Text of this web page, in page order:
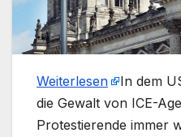
Weiterlesen
​In dem
die Gewalt von ICE-
Protestierende immer